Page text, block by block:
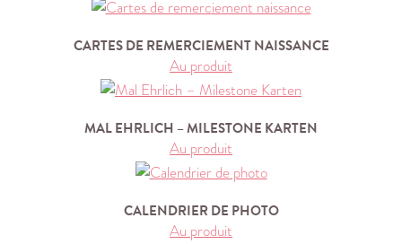
CARTES DE REMERCIEMENT NAISSANCE
Au produit
MAL EHRLICH – MILESTONE KARTEN
Au produit
CALENDRIER DE PHOTO
Au produit